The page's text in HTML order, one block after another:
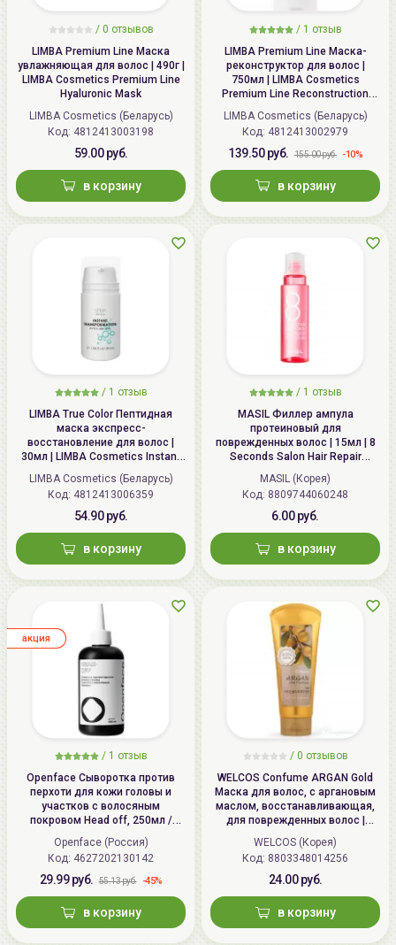
/ 0 отзывов
LIMBA Premium Line Маска
увлажняющая для волос | 490г |
LIMBA Cosmetics Premium Line
Hyaluronic Mask
LIMBA Cosmetics (Беларусь)
Код: 4812413003198
59.00 руб.
в корзину
/ 1 отзыв
LIMBA Premium Line Маска-
реконструктор для волос |
750мл | LIMBA Cosmetics
Premium Line Reconstruction
Treatment
LIMBA Cosmetics (Беларусь)
Код: 4812413002979
139.50 руб. 155.00 руб. -10%
в корзину
/ 1 отзыв
LIMBA True Color Пептидная
маска экспресс-
восстановление для волос |
30мл | LIMBA Cosmetics Instant
Transformation express
reconstruction peptide hair mask
LIMBA Cosmetics (Беларусь)
Код: 4812413006359
54.90 руб.
в корзину
/ 1 отзыв
MASIL Филлер ампула
протеиновый для
поврежденных волос | 15мл | 8
Seconds Salon Hair Repair
Ampoule
MASIL (Корея)
Код: 8809744060248
6.00 руб.
в корзину
/ 1 отзыв
Openface Сыворотка против
перхоти для кожи головы и
участков с волосяным
покровом Head off, 250мл /
ОПЕНФЕЙС
Openface (Россия)
Код: 4627202130142
29.99 руб. 55.13 руб. -45%
в корзину
aкция
/ 0 отзывов
WELCOS Confume ARGAN Gold
Маска для волос, с аргановым
маслом, восстанавливающая,
для поврежденных волос |
200мл | Confume ARGAN Gold
Treatment
WELCOS (Корея)
Код: 8803348014256
24.00 руб.
в корзину